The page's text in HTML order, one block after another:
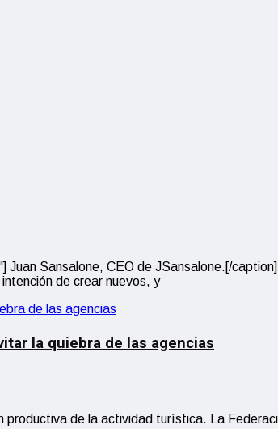
Sansalone, CEO de JSansalone.[/
de crear nuevos, y
la quiebra de las agencias
de la actividad turística. La